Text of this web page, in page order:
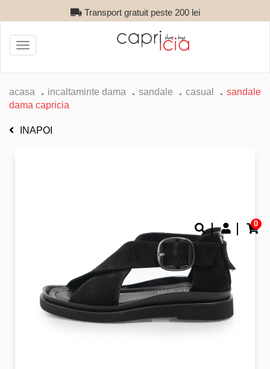
Transport gratuit peste 200 lei
0
Toggle
navigation
acasa incaltaminte dama sandale casual
sandale
dama capricia
INAPOI